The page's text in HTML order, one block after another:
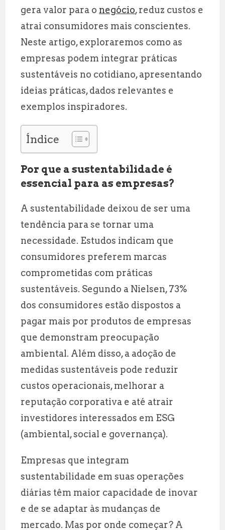
gera valor para o negócio, reduz custos e
atrai consumidores mais conscientes.
Neste artigo, exploraremos como as
empresas podem integrar práticas
sustentáveis no cotidiano, apresentando
ideias práticas, dados relevantes e
exemplos inspiradores.
Índice
Por que a sustentabilidade é
essencial para as empresas?
A sustentabilidade deixou de ser uma
tendência para se tornar uma
necessidade. Estudos indicam que
consumidores preferem marcas
comprometidas com práticas
sustentáveis. Segundo a Nielsen, 73%
dos consumidores estão dispostos a
pagar mais por produtos de empresas
que demonstram preocupação
ambiental. Além disso, a adoção de
medidas sustentáveis pode reduzir
custos operacionais, melhorar a
reputação corporativa e até atrair
investidores interessados em ESG
(ambiental, social e governança).
Empresas que integram
sustentabilidade em suas operações
diárias têm maior capacidade de inovar
e de se adaptar às mudanças de
mercado. Mas por onde começar? A